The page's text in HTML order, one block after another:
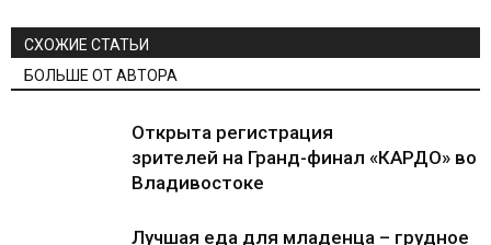
СХОЖИЕ СТАТЬИ
БОЛЬШЕ ОТ АВТОРА
Открыта регистрация
зрителей на Гранд-финал «КАРДО» во
Владивостоке
Лучшая еда для младенца – грудное